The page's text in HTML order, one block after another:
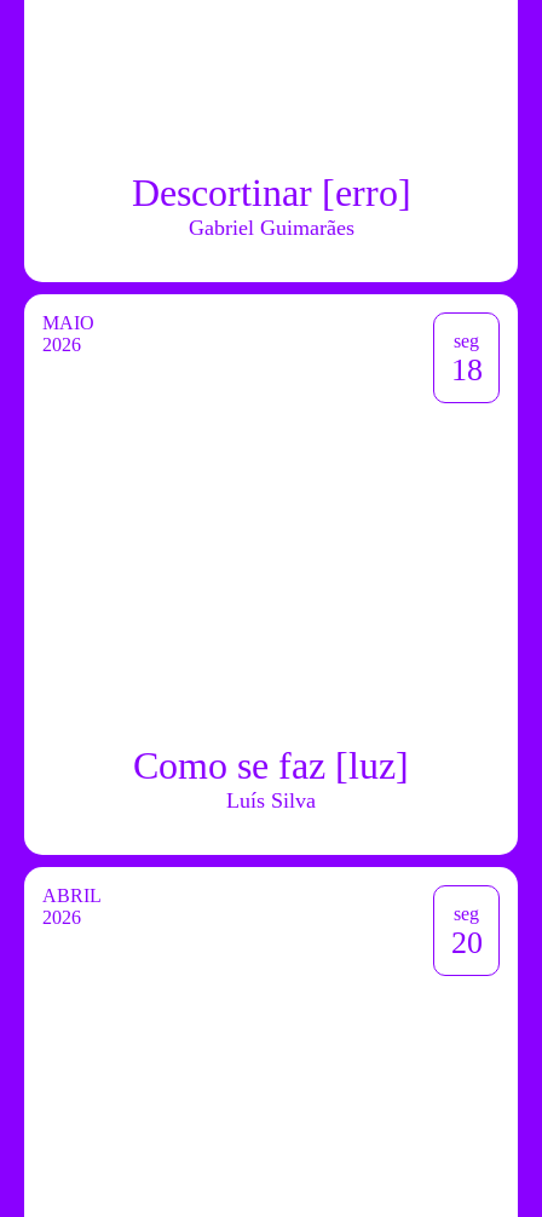
Descortinar [erro]
Gabriel Guimarães
MAIO
2026
seg
18
Como se faz [luz]
Luís Silva
ABRIL
2026
seg
20